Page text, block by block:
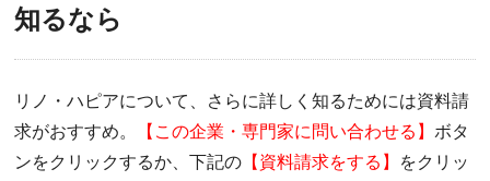
知るなら
リノ・ハピアについて、さらに詳しく知るためには資料請
求がおすすめ。
【この企業・専門家に問い合わせる】 ボタ
ンをクリックするか、下記の 【資料請求をする】 をクリッ